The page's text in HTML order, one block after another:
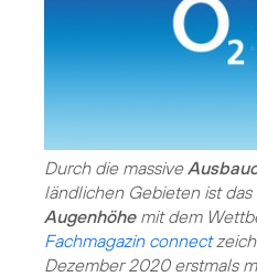
Durch die massive
ländlichen Gebieten ist das
Augenhöhemit dem
Fachmagazin connect
Dezember 2020 erstmals